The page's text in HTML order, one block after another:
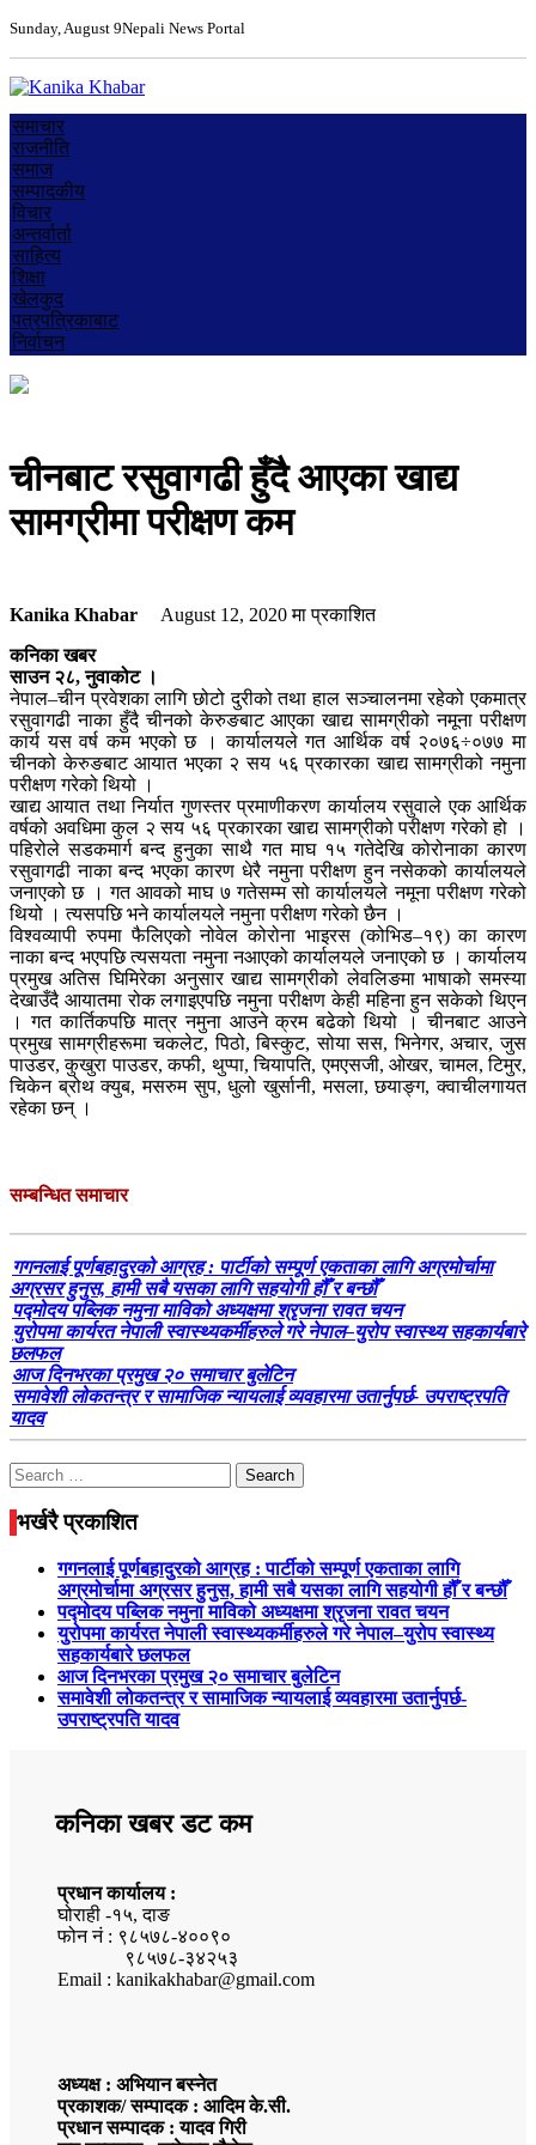
Sunday, August 9Nepali News Portal
समाचार
राजनीति
समाज
सम्पादकीय
विचार
अन्तर्वार्ता
साहित्य
शिक्षा
खेलकुद
पत्रपत्रिकाबाट
निर्वाचन
चीनबाट रसुवागढी हुँदै आएका खाद्य
सामग्रीमा परीक्षण कम
Kanika Khabar August 12, 2020मा प्रकाशित
कनिका खबर
साउन २८, नुवाकोट ।
नेपाल–चीन प्रवेशका लागि छोटो दुरीको तथा हाल सञ्चालनमा रहेको एकमात्र
रसुवागढी नाका हुँदै चीनको केरुङबाट आएका खाद्य सामग्रीको नमूना परीक्षण
कार्य यस वर्ष कम भएको छ । कार्यालयले गत आर्थिक वर्ष २०७६÷०७७ मा
चीनको केरुङबाट आयात भएका २ सय ५६ प्रकारका खाद्य सामग्रीको नमुना
परीक्षण गरेको थियो ।
खाद्य आयात तथा निर्यात गुणस्तर प्रमाणीकरण कार्यालय रसुवाले एक आर्थिक
वर्षको अवधिमा कुल २ सय ५६ प्रकारका खाद्य सामग्रीको परीक्षण गरेको हो ।
पहिरोले सडकमार्ग बन्द हुनुका साथै गत माघ १५ गतेदेखि कोरोनाका कारण
रसुवागढी नाका बन्द भएका कारण धेरै नमुना परीक्षण हुन नसेकको कार्यालयले
जनाएको छ । गत आवको माघ ७ गतेसम्म सो कार्यालयले नमूना परीक्षण गरेको
थियो । त्यसपछि भने कार्यालयले नमुना परीक्षण गरेको छैन ।
विश्वव्यापी रुपमा फैलिएको नोवेल कोरोना भाइरस (कोभिड–१९) का कारण
नाका बन्द भएपछि त्यसयता नमुना नआएको कार्यालयले जनाएको छ । कार्यालय
प्रमुख अतिस घिमिरेका अनुसार खाद्य सामग्रीको लेवलिङमा भाषाको समस्या
देखाउँदै आयातमा रोक लगाइएपछि नमुना परीक्षण केही महिना हुन सकेको थिएन
। गत कार्तिकपछि मात्र नमुना आउने क्रम बढेको थियो । चीनबाट आउने
प्रमुख सामग्रीहरूमा चकलेट, पिठो, बिस्कुट, सोया सस, भिनेगर, अचार, जुस
पाउडर, कुखुरा पाउडर, कफी, थुप्पा, चियापति, एमएसजी, ओखर, चामल, टिमुर,
चिकेन ब्रोथ क्युब, मसरुम सुप, धुलो खुर्सानी, मसला, छयाङ्ग, क्वाचीलगायत
रहेका छन् ।
सम्बन्धित समाचार
गगनलाई पूर्णबहादुरको आग्रह : पार्टीको सम्पूर्ण एकताका लागि अग्रमोर्चामा
अग्रसर हुनुस, हामी सबै यसका लागि सहयोगी हौँ र बन्छौँ
पद्मोदय पब्लिक नमुना माविको अध्यक्षमा श्रृजना रावत चयन
युरोपमा कार्यरत नेपाली स्वास्थ्यकर्मीहरुले गरे नेपाल–युरोप स्वास्थ्य सहकार्यबारे
छलफल
आज दिनभरका प्रमुख २० समाचार बुलेटिन
समावेशी लोकतन्त्र र सामाजिक न्यायलाई व्यवहारमा उतार्नुपर्छ- उपराष्ट्रपति
यादव
Search
for:
भर्खरै प्रकाशित
गगनलाई पूर्णबहादुरको आग्रह : पार्टीको सम्पूर्ण एकताका लागि
अग्रमोर्चामा अग्रसर हुनुस, हामी सबै यसका लागि सहयोगी हौँ र बन्छौँ
पद्मोदय पब्लिक नमुना माविको अध्यक्षमा श्रृजना रावत चयन
युरोपमा कार्यरत नेपाली स्वास्थ्यकर्मीहरुले गरे नेपाल–युरोप स्वास्थ्य
सहकार्यबारे छलफल
आज दिनभरका प्रमुख २० समाचार बुलेटिन
समावेशी लोकतन्त्र र सामाजिक न्यायलाई व्यवहारमा उतार्नुपर्छ-
उपराष्ट्रपति यादव
कनिका खबर डट कम
प्रधान कार्यालय :
घोराही -१५, दाङ
फोन नं : ९८५७८-४००९०
९८५७८-३४२५३
Email : kanikakhabar@gmail.com
अध्यक्ष : अभियान बस्नेत
प्रकाशक/ सम्पादक : आदिम के.सी.
प्रधान सम्पादक : यादव गिरी